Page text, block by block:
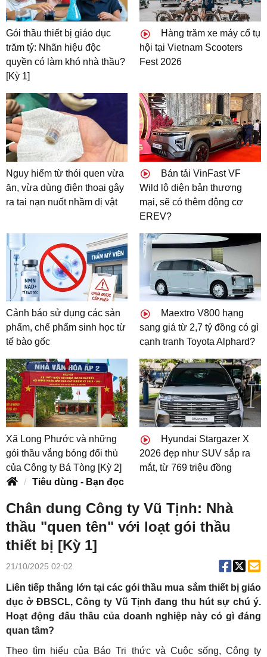
Gói thầu thiết bị giáo dục
trăm tỷ: Nhãn hiệu độc
quyền có làm khó nhà thầu?
[Kỳ 1]
Hàng trăm xe máy cổ tụ
hội tại Vietnam Scooters
Fest 2026
Nguy hiểm từ thói quen vừa
ăn, vừa dùng điện thoại gây
ra tai nạn nuốt nhầm dị vật
Bán tải VinFast VF
Wild lộ diện bản thương
mại, sẽ có thêm động cơ
EREV?
Cảnh báo sử dụng các sản
phẩm, chế phẩm sinh học từ
tế bào gốc
Maextro V800 hạng
sang giá từ 2,7 tỷ đồng có gì
cạnh tranh Toyota Alphard?
Xã Long Phước và những
gói thầu vắng bóng đối thủ
của Công ty Bá Tòng [Kỳ 2]
Hyundai Stargazer X
2026 đẹp như SUV sắp ra
mắt, từ 769 triệu đồng
Tiêu dùng - Bạn đọc
Chân dung Công ty Vũ Tịnh: Nhà
thầu "quen tên" với loạt gói thầu
thiết bị [Kỳ 1]
21/10/2025 02:02
Liên tiếp thắng lớn tại các gói thầu mua sắm thiết bị giáo
dục ở ĐBSCL, Công ty Vũ Tịnh đang thu hút sự chú ý.
Hoạt động đấu thầu của doanh nghiệp này có gì đáng
quan tâm?
Theo tìm hiểu của Báo Tri thức và Cuộc sống, Công ty